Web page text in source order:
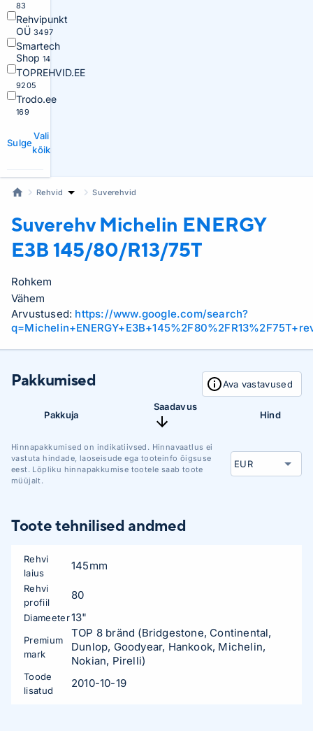
83
Rehvipunkt
OÜ 3497
Smartech
Shop 14
TOPREHVID.EE
9205
Trodo.ee
169
Sulge
Vali
kõik
Rehvid Suverehvid
Suverehv Michelin ENERGY
E3B 145/80/R13/75T
Rohkem
Vähem
Arvustused: https://www.google.com/search?
Pakkumised Ava vastavused
Pakkuja
Saadavus
Hind
Hinnapakkumised on indikatiivsed. Hinnavaatlus ei
vastuta hindade, laoseisude ega tooteinfo õigsuse
eest. Lõpliku hinnapakkumise tootele saab toote
müüjalt.
Toote tehnilised andmed
Rehvi
laius
145mm
Rehvi
profiil
80
Diameeter13"
Premium
mark
TOP 8 bränd (Bridgestone, Continental,
Dunlop, Goodyear, Hankook, Michelin,
Nokian, Pirelli)
Toode
lisatud
2010-10-19